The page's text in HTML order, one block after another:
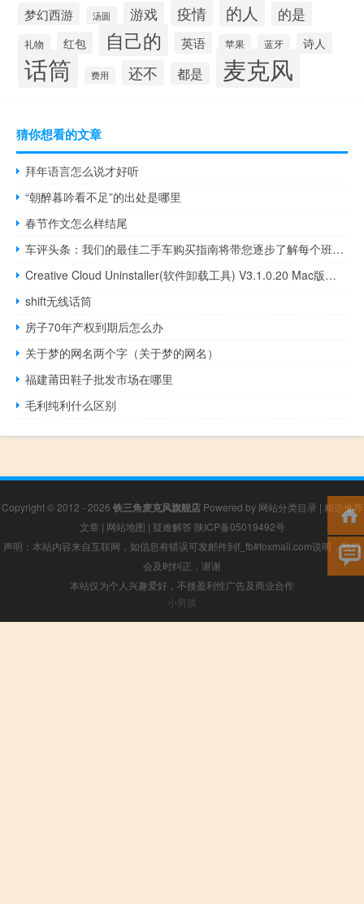
梦幻西游 汤圆 游戏 疫情 的人 的是
礼物 红包 自己的 英语 苹果 蓝牙 诗人
话筒 费用 还不 都是 麦克风
猜你想看的文章
拜年语言怎么说才好听
“朝醉暮吟看不足”的出处是哪里
春节作文怎么样结尾
车评头条：我们的最佳二手车购买指南将带您逐步了解每个班级提供的产品
Creative Cloud Uninstaller(软件卸载工具) V3.1.0.20 Mac版（Creative Cloud Uninstaller(软件卸载工具) V3.1.0.20 Mac版功能简介）
shift无线话筒
房子70年产权到期后怎么办
关于梦的网名两个字（关于梦的网名）
福建莆田鞋子批发市场在哪里
毛利纯利什么区别
Copyright © 2012 - 2026 铁三角麦克风旗舰店Powered by 网站分类目录 | 精选推荐
文章 | 网站地图 | 疑难解答 陕ICP备05019492号
声明：本站内容来自互联网，如信息有错误可发邮件到f_fb#foxmail.com说明，我们
会及时纠正，谢谢
本站仅为个人兴趣爱好，不接盈利性广告及商业合作
小男孩